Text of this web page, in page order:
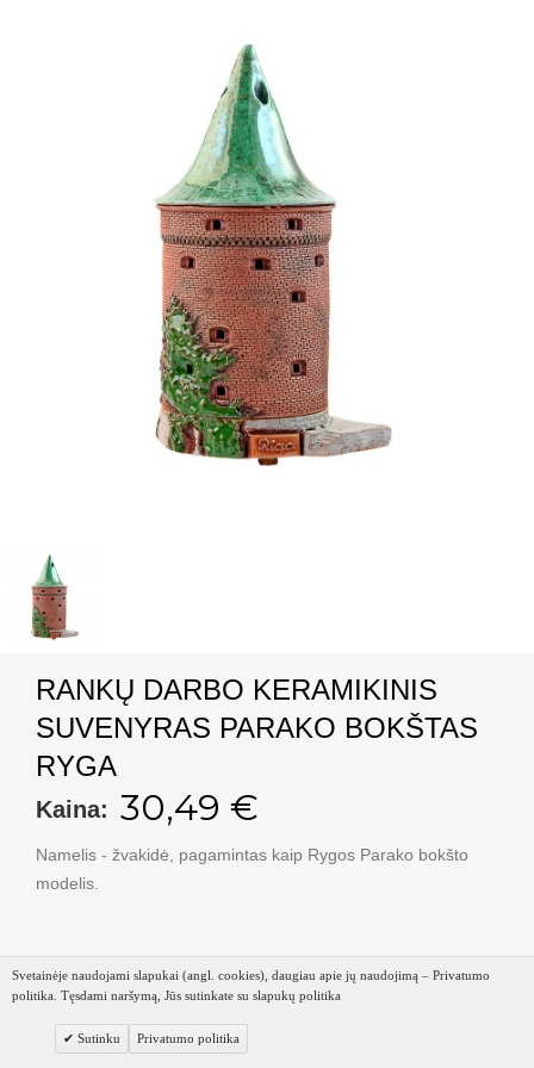
RANKŲ DARBO KERAMIKINIS
SUVENYRAS PARAKO BOKŠTAS
RYGA
Kaina: 30,49 €
Namelis - žvakidė, pagamintas kaip Rygos Parako bokšto
modelis.
Svetainėje naudojami slapukai (angl. cookies), daugiau apie jų naudojimą – Privatumo
politika. Tęsdami naršymą, Jūs sutinkate su slapukų politika
Sutinku Privatumo politika